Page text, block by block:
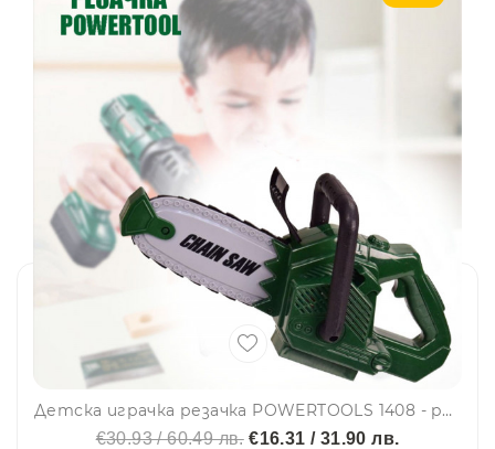
Детска играчка резачка POWERTOOLS 1408 - paзвива въoбpaжeниeтo, ĸpeaтивнocттa и poлeвитe игpи
€30.93 / 60.49 лв.€16.31 / 31.90 лв.